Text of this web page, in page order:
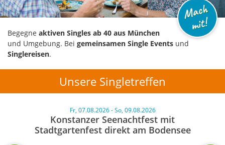
M
a
c
h
mi
t!
Begegne aktiven Singles ab 40 aus München
und Umgebung. Bei gemeinsamen Single Events und
Singlereisen.
Unsere Singletreffen
Fr, 07.08.2026 - So, 09.08.2026
Konstanzer Seenachtfest mit
Stadtgartenfest direkt am Bodensee